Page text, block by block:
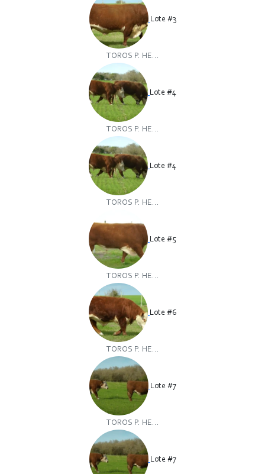
Lote #3
TOROS P. HE...
Lote #4
TOROS P. HE...
Lote #4
TOROS P. HE...
Lote #5
TOROS P. HE...
Lote #6
TOROS P. HE...
Lote #7
TOROS P. HE...
Lote #7